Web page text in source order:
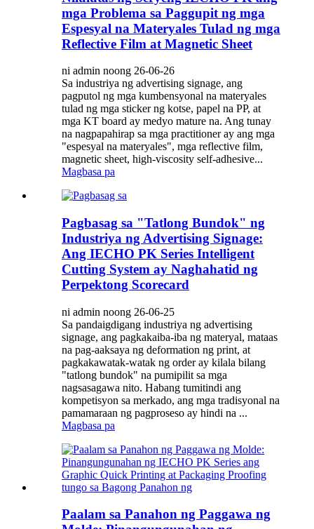
mga Problema sa Paggupit ng mga
Espesyal na Materyales Tulad ng mga
Reflective Film at Magnetic Sheet
ni admin noong 26-06-26
Sa industriya ng advertising signage, ang
pagputol ng mga kumbensyonal na materyales
tulad ng mga sticker ng kotse, papel na PP, at
mga KT board ay medyo mature na. Ang tunay
na nagpapahirap sa mga practitioner ay ang mga
"espesyal na materyales", mga reflective film,
magnetic sheet, high-viscosity self-adhesive...
Magbasa pa
Pagbasag sa "Tatlong Bundok" ng
Industriya ng Advertising Signage:
Ang IECHO PK Series Intelligent
Cutting System ay Naghahatid ng
Perpektong Scorecard
ni admin noong 26-06-25
Sa pandaigdigang industriya ng advertising
signage, ang pagkakaiba-iba ng materyal, mataas
na pag-aaksaya ng deformation ng print, at
pagkakawatak-watak ng order ay kilala bilang
"tatlong bundok" na pumipilit sa mga
nagsasagawa nito. Habang tumitindi ang
kompetisyon sa merkado, ang mga tradisyonal na
pamamaraan ng pagproseso ay hindi na ...
Magbasa pa
Paalam sa Panahon ng Paggawa ng